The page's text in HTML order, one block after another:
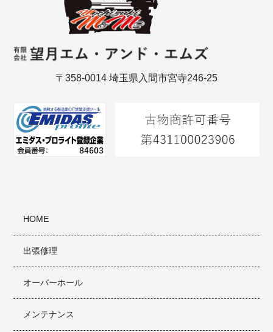
〒358-0014 埼玉県入間市宮寺246-25
HOME
出張修理
オーバーホール
メンテナンス